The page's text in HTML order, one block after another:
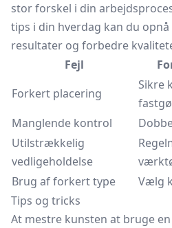
stor forskel i din
tips i din hverdag kan du
resultater og forbedre
Fejl
Forkert placering
Sikre
Manglende kontrol
Utilstrækkelig
vedligeholdelse
Brug af forkert type
Vælg
Tips og tricks
At mestre kunsten at bruge